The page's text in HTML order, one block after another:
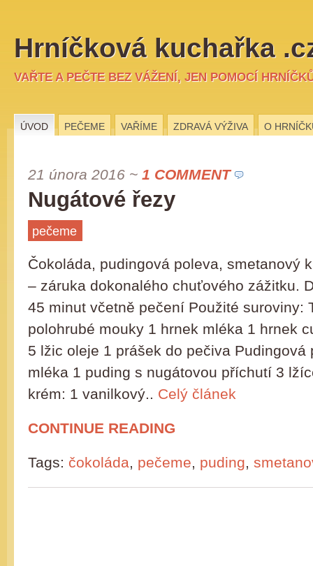
Hrníčková kuchařka
VAŘTE A PEČTE BEZ VÁŽENÍ, JEN POMOCÍ
ÚVOD PEČEME VAŘÍME ZDRAVÁ VÝŽIVA O
21 února 2016 ~ 1 COMMENT
Nugátové řezy
pečeme
Čokoláda, pudingová poleva, smetanový
– záruka dokonalého chuťového zážitku.
45 minut včetně pečení Použité suroviny:
polohrubé mouky 1 hrnek mléka 1 hrnek
5 lžic oleje 1 prášek do pečiva Pudingová
mléka 1 puding s nugátovou příchutí 3
krém: 1 vanilkový.. Celý článek
CONTINUE READING
Tags: čokoláda, pečeme, puding,